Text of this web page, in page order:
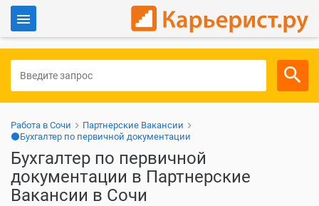
Для работодателей
Работа в Сочи
Партнерские Вакансии
⚫Бухгалтер по первичной документации
Бухгалтер по первичной
документации в Партнерские
Вакансии в Сочи